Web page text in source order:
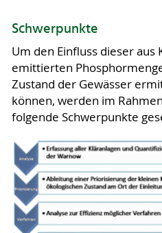
Schwerpunkte
Um den Einfluss dieser aus
emittierten
Zustand der Gewässer
können, werden im
folgende Schwerpunkte